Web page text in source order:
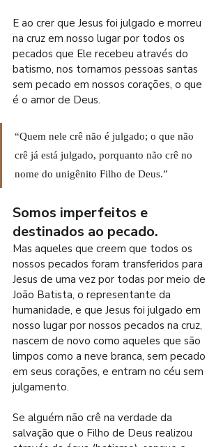
E ao crer que Jesus foi julgado e morreu
na cruz em nosso lugar por todos os
pecados que Ele recebeu através do
batismo, nos tornamos pessoas santas
sem pecado em nossos corações, o que
é o amor de Deus.
“Quem nele crê não é julgado; o que não
crê já está julgado, porquanto não crê no
nome do unigênito Filho de Deus.”
Somos imperfeitos e
destinados ao pecado.
Mas aqueles que creem que todos os
nossos pecados foram transferidos para
Jesus de uma vez por todas por meio de
João Batista, o representante da
humanidade, e que Jesus foi julgado em
nosso lugar por nossos pecados na cruz,
nascem de novo como aqueles que são
limpos como a neve branca, sem pecado
em seus corações, e entram no céu sem
julgamento.
Se alguém não crê na verdade da
salvação que o Filho de Deus realizou